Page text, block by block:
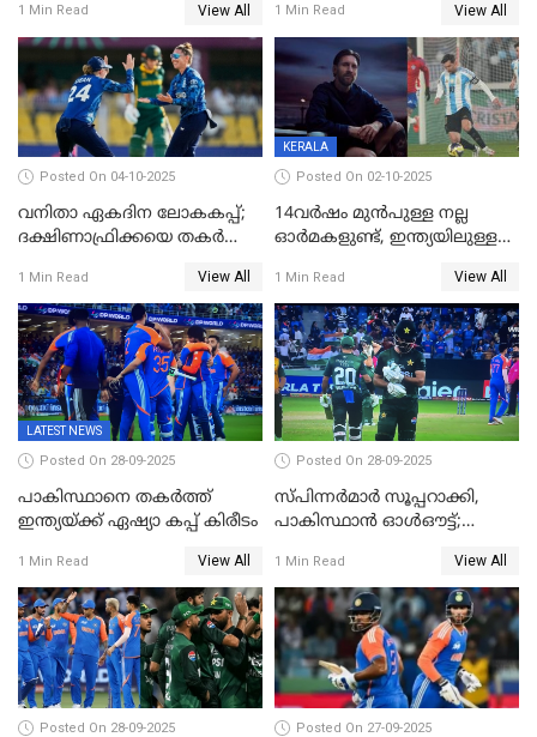
അംബാസഡര്‍
1 Min Read View All 1 Min Read View All
Posted On 04-10-2025
വനിതാ ഏകദിന ലോകകപ്പ്;
ദക്ഷിണാഫ്രിക്കയെ തകർത്ത്
1 Min Read View All
KERALA
Posted On 02-10-2025
14വർഷം മുൻപുള്ള നല്ല
ഓർമകളുണ്ട്, ഇന്ത്യയിലുള്ള
കാത്തിരിക്കുന്നു; വരവ്
സ്ഥിരീകരിച്ച് മെസി
1 Min Read View All
LATEST NEWS
Posted On 28-09-2025
പാകിസ്ഥാനെ തകർത്ത്
ഇന്ത്യയ്ക്ക് ഏഷ്യാ കപ്പ് കിരീടം
1 Min Read View All
Posted On 28-09-2025
സ്പിന്നർമാർ സൂപ്പറാക്കി,
പാകിസ്ഥാൻ ഓൾഔട്ട്;
വിജയലക്ഷ്യം, കുൽദീപിന് 4
വിക്കറ്റ്
1 Min Read View All
Posted On 28-09-2025 Posted On 27-09-2025